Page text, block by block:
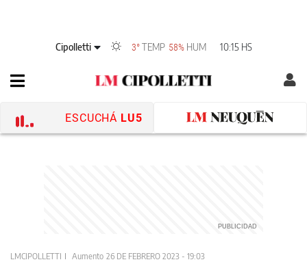
Cipolletti 3° TEMP 58% HUM 10:15 HS
ESCUCHÁ LU5
LMCIPOLLETTI Aumento 26 DE FEBRERO 2023 - 19:03